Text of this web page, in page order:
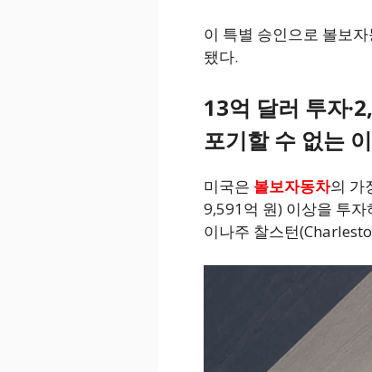
이 특별 승인으로 볼보
됐다.
13억 달러 투자
포기할 수 없는
미국은 볼보자동차의 가
9,591억 원) 이상을 투
이나주 찰스턴